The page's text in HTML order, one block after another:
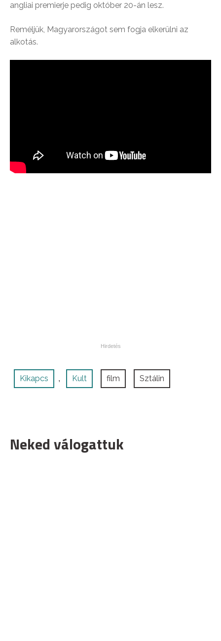
angliai premierje pedig október 20-án lesz.
Reméljük, Magyarországot sem fogja elkerülni az
alkotás.
Kikapcs , Kult film Sztálin
Neked válogattuk